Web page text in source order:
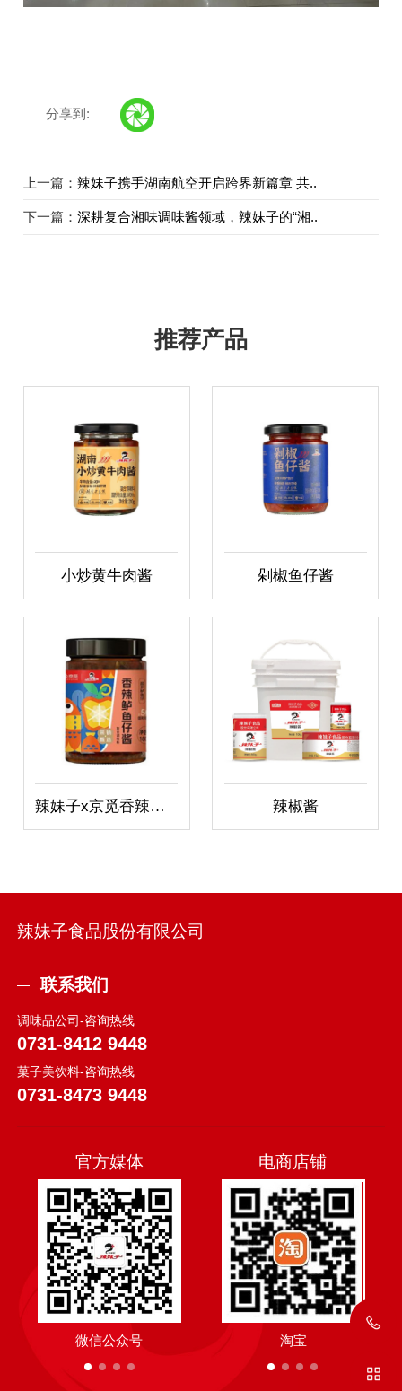
分享到:
上一篇： 辣妹子携手湖南航空开启跨界新篇章 共..
下一篇： 深耕复合湘味调味酱领域，辣妹子的“湘..
推荐产品
小炒黄牛肉酱 剁椒鱼仔酱
辣妹子x京觅香辣鲈鱼仔酱 辣椒酱
辣妹子食品股份有限公司
联系我们
调味品公司-咨询热线
0731-8412 9448
菓子美饮料-咨询热线
0731-8473 9448
官方媒体
微信公众号 抖音
电商店铺
抖音 淘宝